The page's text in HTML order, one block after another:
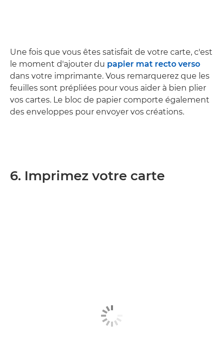
Une fois que vous êtes satisfait de votre carte, c'est
le moment d'ajouter du papier mat recto verso
dans votre imprimante. Vous remarquerez que les
feuilles sont prépliées pour vous aider à bien plier
vos cartes. Le bloc de papier comporte également
des enveloppes pour envoyer vos créations.
6. Imprimez votre carte